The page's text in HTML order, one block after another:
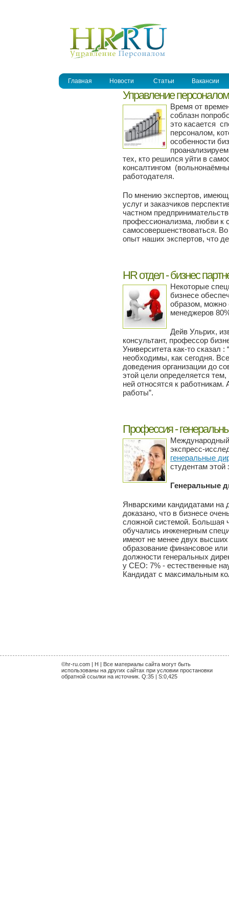
Главная Новости Статьи Вакансии
Управление
Время от
соблазн
это касается
персоналом,
особенности
тех, кто решился уйти в
консалтингом
работодателя.
По мнению экспертов,
услуг и заказчиков
частном
профессионализма, любви к
самосовершенствоваться.
опыт наших экспертов, что
HR отдел - бизнес
Некоторые
бизнесе
образом, можно
менеджеров
Дейв Ульрих,
консультант, профессор
Университета как-то сказал
необходимы, как сегодня.
доведения организации до
этой цели определяется тем,
ней относятся к работникам.
работы”.
Профессия -
Международный
экспресс-
генеральные
студентам этой
Генеральные
Январскими кандидатами
доказано, что в бизнесе
сложной системой. Большая
обучались инженерным
имеют не менее двух высших
образование финансовое
должности генеральных
у СЕО: 7% - естественные
Кандидат с максимальным
©hr-ru.com | H | Все материалы сайта могут быть
использованы на других сайтах при условии простановки
обратной ссылки на источник. Q:35 | S:0,425